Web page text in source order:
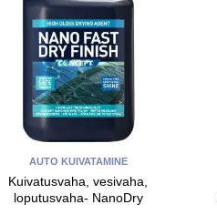
AUTO KUIVATAMINE
Kuivatusvaha, vesivaha,
loputusvaha- NanoDry
mitu
varianti.
Valikud
saab
teha
toote
lehel